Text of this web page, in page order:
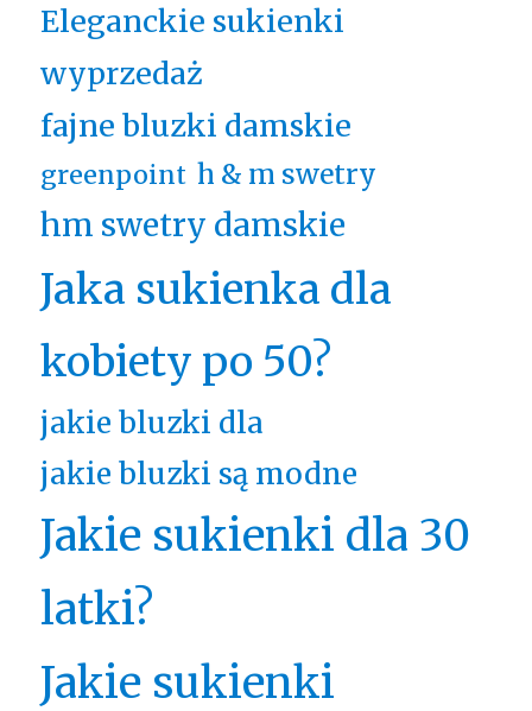
Eleganckie sukienki
wyprzedaż
fajne bluzki damskie
greenpoint h & m swetry
hm swetry damskie
Jaka sukienka dla
kobiety po 50?
jakie bluzki dla
jakie bluzki są modne
Jakie sukienki dla 30
latki?
Jakie sukienki